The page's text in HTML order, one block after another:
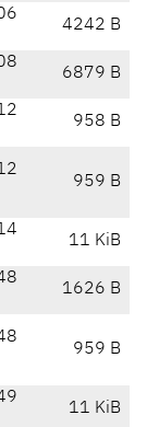
4242 B
6879 B
958 B
959 B
11 KiB
1626 B
959 B
11 KiB